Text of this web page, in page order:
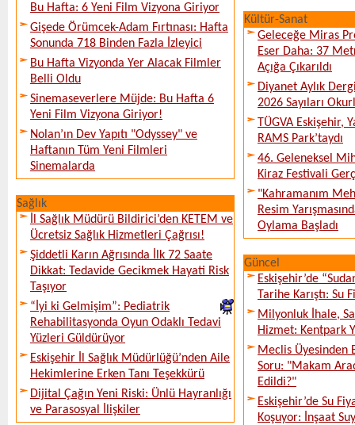
Bu Hafta: 6 Yeni Film Vizyona Giriyor
Gişede Örümcek-Adam Fırtınası: Hafta
Sonunda 718 Binden Fazla İzleyici
Bu Hafta Vizyonda Yer Alacak Filmler
Belli Oldu
Sinemaseverlere Müjde: Bu Hafta 6
Yeni Film Vizyona Giriyor!
Nolan’ın Dev Yapıtı "Odyssey" ve
Haftanın Tüm Yeni Filmleri
Sinemalarda
Sağlık
İl Sağlık Müdürü Bildirici’den KETEM ve
Ücretsiz Sağlık Hizmetleri Çağrısı!
Şiddetli Karın Ağrısında İlk 72 Saate
Dikkat: Tedavide Gecikmek Hayati Risk
Taşıyor
“İyi ki Gelmişim”: Pediatrik
Rehabilitasyonda Oyun Odaklı Tedavi
Yüzleri Güldürüyor
Eskişehir İl Sağlık Müdürlüğü’nden Aile
Hekimlerine Erken Tanı Teşekkürü
Dijital Çağın Yeni Riski: Ünlü Hayranlığı
ve Parasosyal İlişkiler
Kültür-Sanat
Geleceğe Miras
Eser Daha: 37
Açığa Çıkarıldı
Diyanet Aylık
2026 Sayıları
TÜGVA Eskişehir,
RAMS Park’taydı
46. Geleneksel
Kiraz Festivali
"Kahramanım
Resim
Oylama Başladı
Güncel
Eskişehir’de
Tarihe Karıştı: Su
Milyonluk İhale,
Hizmet: Kentpark
Meclis Üyesinden
Soru: "Makam
Edildi?"
Eskişehir’de Su
Koşuyor: İnşaat